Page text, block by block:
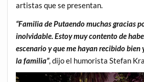
artistas que se presentan.
“Familia de Putaendo muchas gracias
inolvidable. Estoy muy contento de
escenario y que me hayan recibido
la familia”, dijo el humorista Stefan